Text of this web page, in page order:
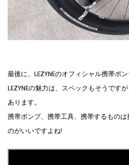
最後に、LEZYNEのオフィシャル携帯ポ
LEZYNEの魅力は、スペックもそうです
あります。
携帯ポンプ、携帯工具、携帯するもの
のがいいですよね!